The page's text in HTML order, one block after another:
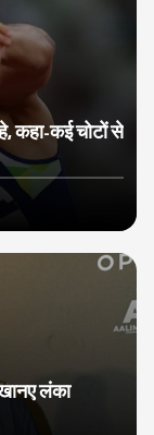
कहा-कई चोटों से
लंका